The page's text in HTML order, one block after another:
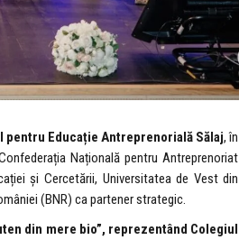
pentru Educație Antreprenorială Sălaj, în
Națională pentru Antreprenoriat
și Cercetării, Universitatea de Vest din
(BNR) ca partener strategic.
din mere bio”, reprezentând Colegiul